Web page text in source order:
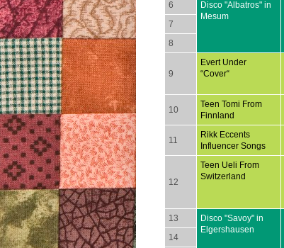
6
Disco "Albatros" in
Mesum
7
8
9
Evert Under
“Cover“
10
Teen Tomi From
Finnland
11
Rikk Eccents
Influencer Songs
12
Teen Ueli From
Switzerland
13
Disco "Savoy" in
Elgershausen
14